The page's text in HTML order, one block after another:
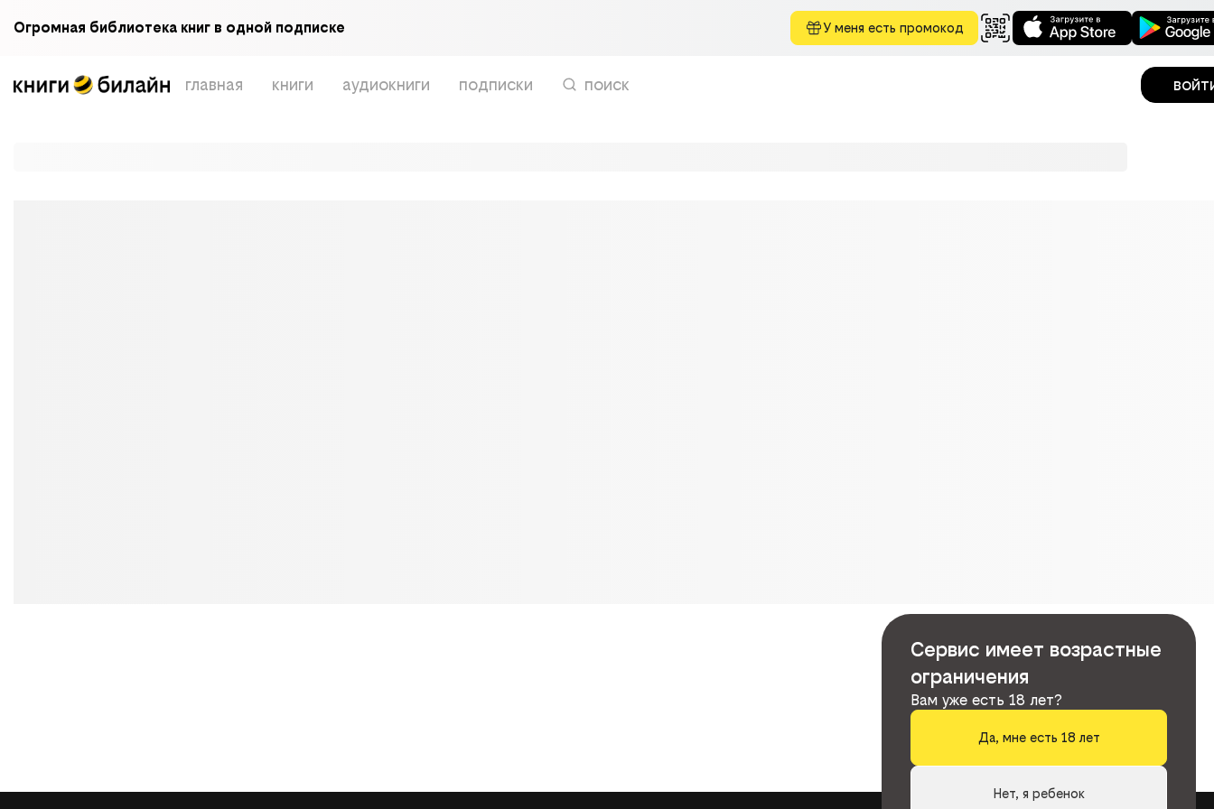
Огромная библиотека книг в одной подписке У меня есть промокод
главная книги аудиокниги подписки поиск
Сервис имеет возрастные
ограничения
Вам уже есть 18 лет?
Да, мне есть 18 лет
Нет, я ребенок